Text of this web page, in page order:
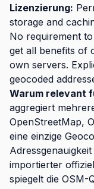
Lizenzierung:
storage and
No requirement
get all benefits of
own servers.
geocoded
Warum relevant
aggregiert
OpenStreetMap,
eine einzige
importierter
spiegelt die OSM-